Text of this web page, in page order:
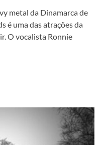
metal da Dinamarca de
é uma das atrações da
O vocalista Ronnie